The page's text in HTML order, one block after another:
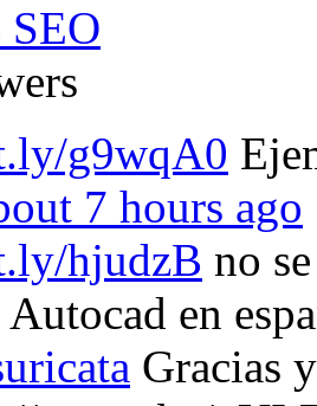
SEO
g9wqA0
7 hours ago
hjudzB no
Autocad en
Gracias